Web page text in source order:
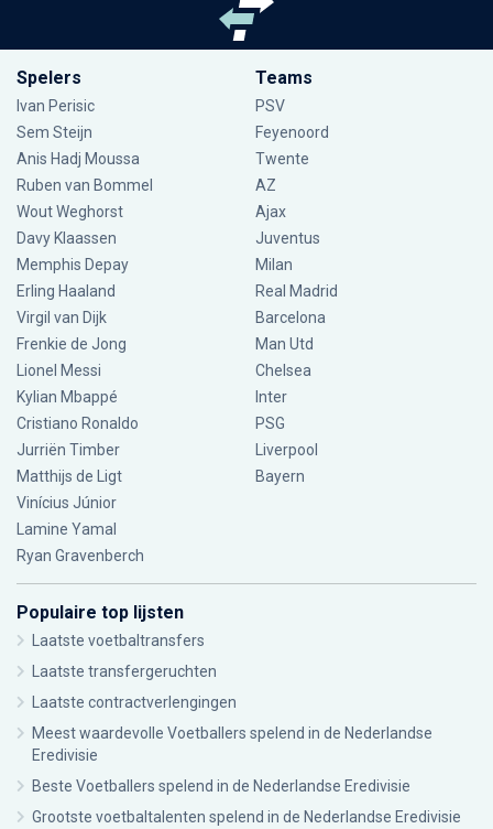
Spelers
Ivan Perisic
Sem Steijn
Anis Hadj Moussa
Ruben van Bommel
Wout Weghorst
Davy Klaassen
Memphis Depay
Erling Haaland
Virgil van Dijk
Frenkie de Jong
Lionel Messi
Kylian Mbappé
Cristiano Ronaldo
Jurriën Timber
Matthijs de Ligt
Vinícius Júnior
Lamine Yamal
Ryan Gravenberch
Teams
PSV
Feyenoord
Twente
AZ
Ajax
Juventus
Milan
Real Madrid
Barcelona
Man Utd
Chelsea
Inter
PSG
Liverpool
Bayern
Populaire top lijsten
Laatste voetbaltransfers
Laatste transfergeruchten
Laatste contractverlengingen
Meest waardevolle Voetballers spelend in de Nederlandse
Eredivisie
Beste Voetballers spelend in de Nederlandse Eredivisie
Grootste voetbaltalenten spelend in de Nederlandse Eredivisie